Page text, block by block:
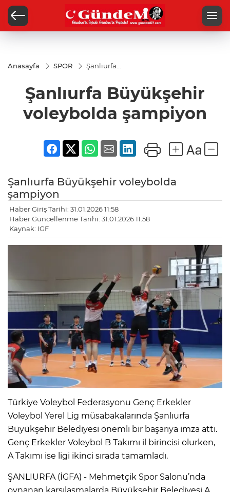
Anasayfa SPOR
Şanlıurfa
şampiyon
Şanlıurfa Büyükşehir
voleybolda şampiyon
Şanlıurfa Büyükşehir voleybolda
şampiyon
Haber Giriş Tarihi: 31.01.2026 11:58
Haber Güncellenme Tarihi: 31.01.2026 11:58
Kaynak: IGF
Türkiye Voleybol Federasyonu Genç Erkekler
Voleybol Yerel Lig müsabakalarında Şanlıurfa
Büyükşehir Belediyesi önemli bir başarıya imza attı.
Genç Erkekler Voleybol B Takımı il birincisi olurken,
A Takımı ise ligi ikinci sırada tamamladı.
ŞANLIURFA (İGFA) - Mehmetçik Spor Salonu’nda